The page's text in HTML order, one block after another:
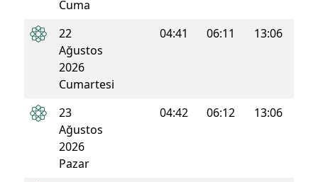
Cuma
22
Ağustos
2026
Cumartesi
04:41 06:11 13:06
23
Ağustos
2026
Pazar
04:42 06:12 13:06